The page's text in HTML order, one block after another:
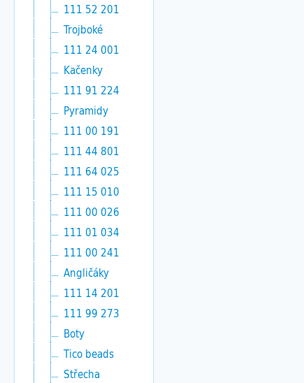
111 52 201
Trojboké
111 24 001
Kačenky
111 91 224
Pyramidy
111 00 191
111 44 801
111 64 025
111 15 010
111 00 026
111 01 034
111 00 241
Angličáky
111 14 201
111 99 273
Boty
Tico beads
Střecha